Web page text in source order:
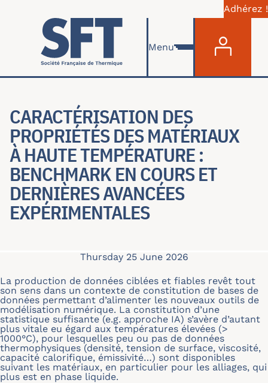
Skip to main content
Adhérez !
Menu
CARACTÉRISATION DES
PROPRIÉTÉS DES MATÉRIAUX
À HAUTE TEMPÉRATURE :
BENCHMARK EN COURS ET
DERNIÈRES AVANCÉES
EXPÉRIMENTALES
Thursday 25 June 2026
La production de données ciblées et fiables revêt tout
son sens dans un contexte de constitution de bases de
données permettant d’alimenter les nouveaux outils de
modélisation numérique. La constitution d’une
statistique suffisante (e.g. approche IA) s’avère d’autant
plus vitale eu égard aux températures élevées (>
1000°C), pour lesquelles peu ou pas de données
thermophysiques (densité, tension de surface, viscosité,
capacité calorifique, émissivité…) sont disponibles
suivant les matériaux, en particulier pour les alliages, qui
plus est en phase liquide.